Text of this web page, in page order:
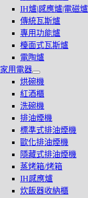
開
瓦
斯
爐|
電
爐
IH爐|感應爐|電磁爐
傳統瓦斯爐
專用功能爐
檯面式瓦斯爐
電陶爐
家用電器
展
開
家
用
電
器
烘碗機
紅酒櫃
洗碗機
排油煙機
標準式排油煙機
歐化排油煙機
隱藏式排油煙機
蒸烤箱/烤箱
IH感應爐
炊飯器收納櫃